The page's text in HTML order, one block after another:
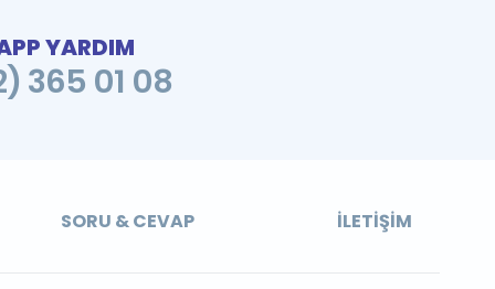
YARDIM
365 01 08
SORU & CEVAP İLETIŞIM